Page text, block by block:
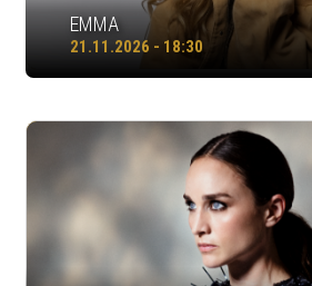
EMMA
21.11.2026 - 18:30